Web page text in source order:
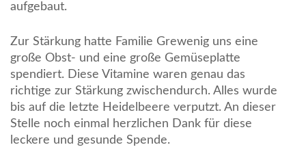
aufgebaut.
Zur Stärkung hatte Familie Grewenig uns eine
große Obst- und eine große Gemüseplatte
spendiert. Diese Vitamine waren genau das
richtige zur Stärkung zwischendurch. Alles wurde
bis auf die letzte Heidelbeere verputzt. An dieser
Stelle noch einmal herzlichen Dank für diese
leckere und gesunde Spende.